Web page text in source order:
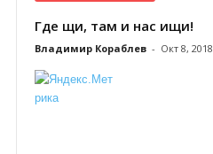
Где щи, там и нас ищи!
Владимир Кораблев - Окт 8, 2018